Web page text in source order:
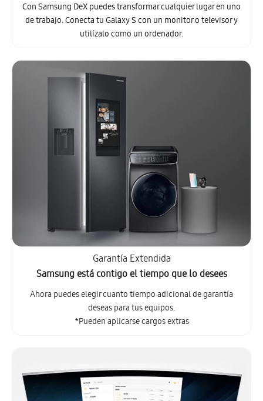
Con Samsung DeX puedes transformar cualquier lugar en uno
de trabajo. Conecta tu Galaxy S con un monitor o televisor y
utilízalo como un ordenador.
Garantía Extendida
Samsung está contigo el tiempo que lo desees
Ahora puedes elegir cuanto tiempo adicional de garantía
deseas para tus equipos.
*Pueden aplicarse cargos extras